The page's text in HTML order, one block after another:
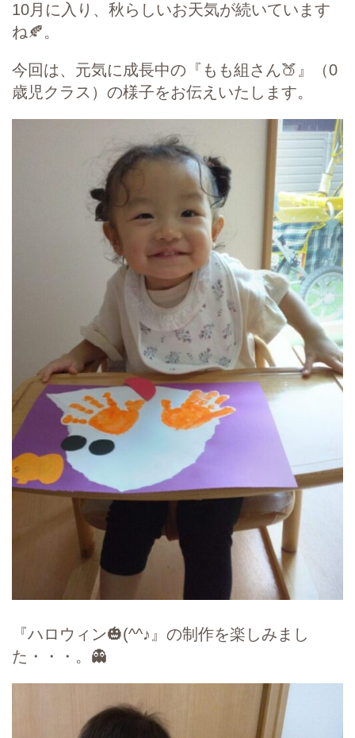
10月に入り、秋らしいお天気が続いています
ね🍂。
今回は、元気に成長中の『もも組さん🍑』（0
歳児クラス）の様子をお伝えいたします。
『ハロウィン🎃(^^♪』の制作を楽しみまし
た・・・。👻